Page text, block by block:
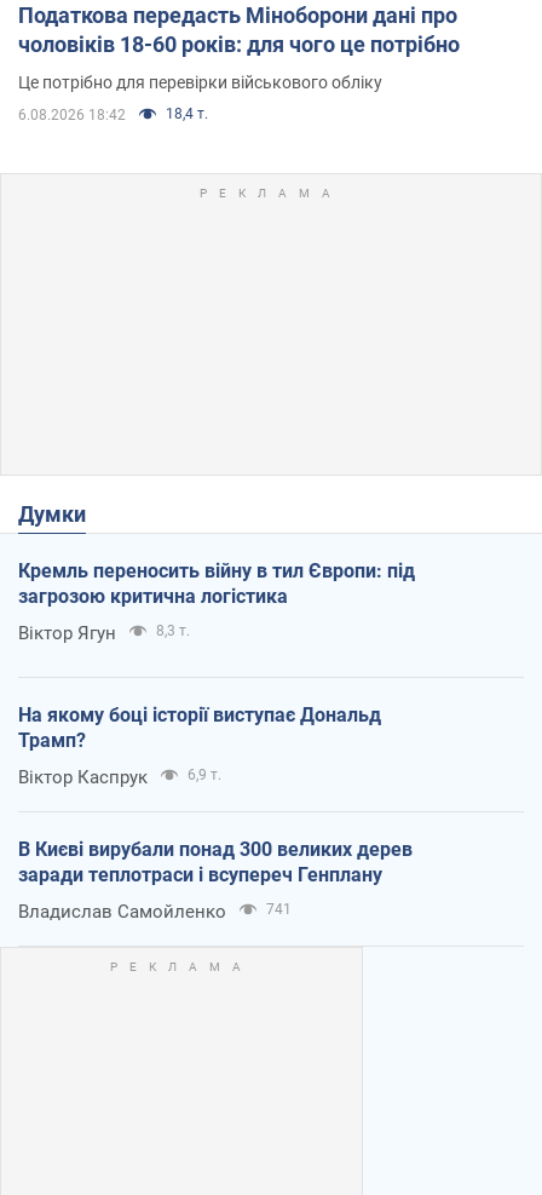
Податкова передасть Міноборони дані про
чоловіків 18-60 років: для чого це потрібно
Це потрібно для перевірки військового обліку
6.08.2026 18:42 18,4 т.
Думки
Кремль переносить війну в тил Європи: під
загрозою критична логістика
Віктор Ягун 8,3 т.
На якому боці історії виступає Дональд
Трамп?
Віктор Каспрук 6,9 т.
В Києві вирубали понад 300 великих дерев
заради теплотраси і всупереч Генплану
Владислав Самойленко 741